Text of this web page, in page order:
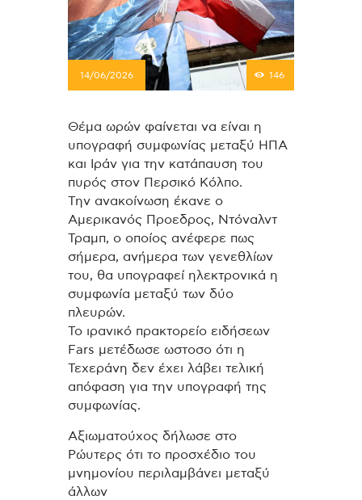
14/06/2026 146
Θέμα ωρών φαίνεται να είναι η
υπογραφή συμφωνίας μεταξύ ΗΠΑ
και Ιράν για την κατάπαυση του
πυρός στον Περσικό Κόλπο.
Την ανακοίνωση έκανε ο
Αμερικανός Προεδρος, Ντόναλντ
Τραμπ, ο οποίος ανέφερε πως
σήμερα, ανήμερα των γενεθλίων
του, θα υπογραφεί ηλεκτρονικά η
συμφωνία μεταξύ των δύο
πλευρών.
Το ιρανικό πρακτορείο ειδήσεων
Fars μετέδωσε ωστοσο ότι η
Τεχεράνη δεν έχει λάβει τελική
απόφαση για την υπογραφή της
συμφωνίας.
Αξιωματούχος δήλωσε στο
Ρώυτερς ότι το προσχέδιο του
μνημονίου περιλαμβάνει μεταξύ
άλλων